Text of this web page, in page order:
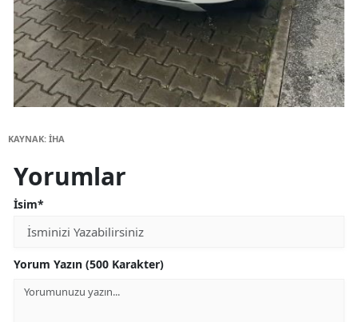
KAYNAK: İHA
Yorumlar
İsim*
Yorum Yazın (500 Karakter)